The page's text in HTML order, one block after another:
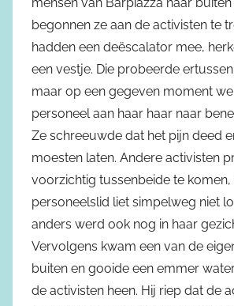
mensen van Barpiazza naar
begonnen ze aan de activisten te
hadden een deëscalator mee,
een vestje. Die probeerde
maar op een gegeven moment
personeel aan haar haar naar
Ze schreeuwde dat het pijn deed
moesten laten. Andere activisten
voorzichtig tussenbeide te
personeelslid liet simpelweg niet
anders werd ook nog in haar
Vervolgens kwam een van de
buiten en gooide een emmer
de activisten heen. Hij riep dat de